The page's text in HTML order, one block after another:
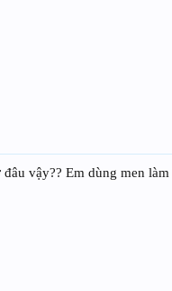
vậy?? Em dùng men